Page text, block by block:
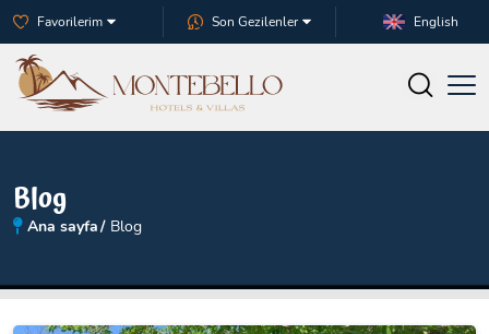
Favorilerim Son Gezilenler English
Blog
Ana sayfa Blog